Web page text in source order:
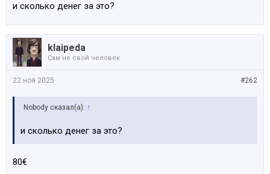
и сколько денег за это?
klaipeda
Сам не свой человек
#262
22 ноя 2025
Nobody сказал(а): ↑
и сколько денег за это?
80€